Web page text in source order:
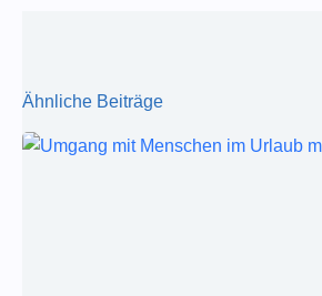
Ähnliche Beiträge